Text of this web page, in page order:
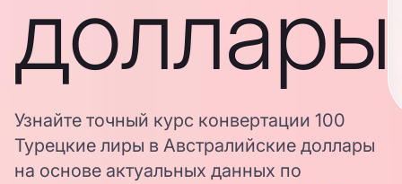
доллары
Узнайте точный курс конвертации 100
Турецкие лиры в Австралийские доллары
на основе актуальных данных по